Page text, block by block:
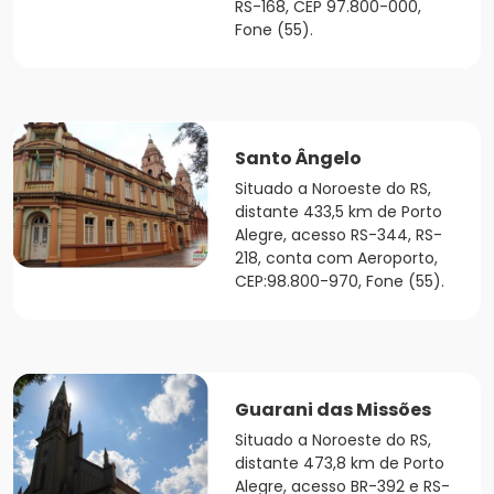
RS-168, CEP 97.800-000,
Fone (55).
Santo Ângelo
Situado a Noroeste do RS,
distante 433,5 km de Porto
Alegre, acesso RS-344, RS-
218, conta com Aeroporto,
CEP:98.800-970, Fone (55).
Guarani das Missões
Situado a Noroeste do RS,
distante 473,8 km de Porto
Alegre, acesso BR-392 e RS-